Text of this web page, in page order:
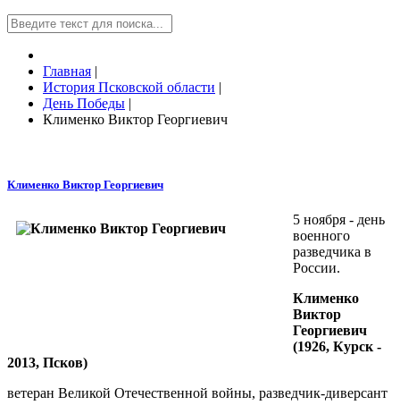
Главная |
История Псковской области |
День Победы |
Клименко Виктор Георгиевич
Клименко Виктор Георгиевич
5 ноября - день
военного
разведчика в
России.
Клименко
Виктор
Георгиевич
(1926, Курск -
2013, Псков)
ветеран Великой Отечественной войны, разведчик-диверсант